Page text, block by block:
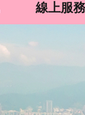
線上服務